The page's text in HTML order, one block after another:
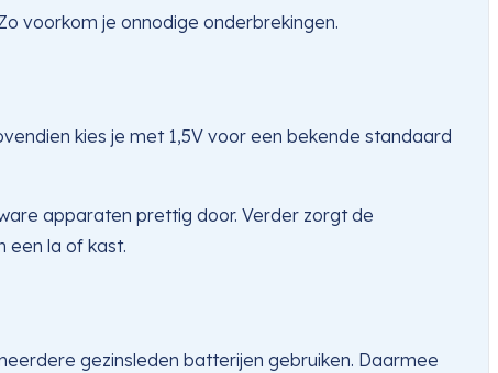
voorkom je onnodige onderbrekingen.
kies je met 1,5V voor een bekende standaard
apparaten prettig door. Verder zorgt de
een la of kast.
gezinsleden batterijen gebruiken. Daarmee